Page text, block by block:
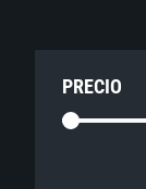
PRECIO